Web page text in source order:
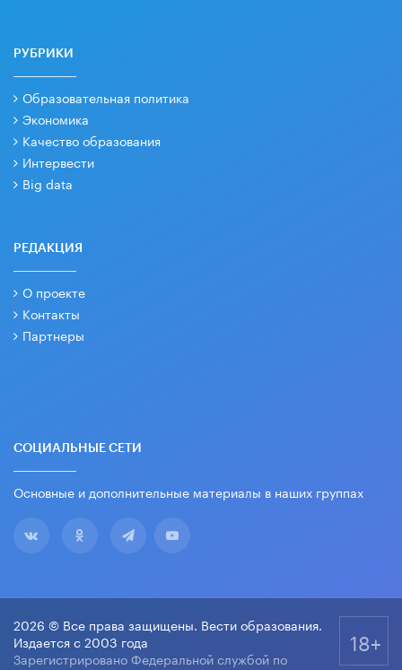
РУБРИКИ
Образовательная политика
Экономика
Качество образования
Интервести
Big data
РЕДАКЦИЯ
О проекте
Контакты
Партнеры
СОЦИАЛЬНЫЕ СЕТИ
Основные и дополнительные материалы в наших группах
2026 © Все права защищены. Вести образования.
Издается с 2003 года
Зарегистрировано Федеральной службой по
18+